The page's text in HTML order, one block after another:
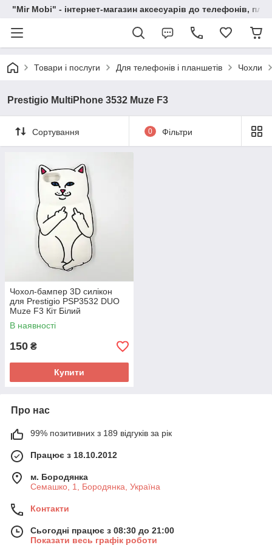
"Mir Mobi" - інтернет-магазин аксесуарів до телефонів,
Товари і послуги Для телефонів і планшетів Чохли
Prestigio MultiPhone 3532 Muze F3
Сортування 0 Фільтри
Чохол-бампер 3D силікон
для Prestigio PSP3532 DUO
Muze F3 Кіт Білий
В наявності
150 ₴
Купити
Про нас
99% позитивних з 189 відгуків за рік
Працює з 18.10.2012
м. Бородянка
Семашко, 1, Бородянка, Україна
Контакти
Сьогодні працює з 08:30 до 21:00
Показати весь графік роботи